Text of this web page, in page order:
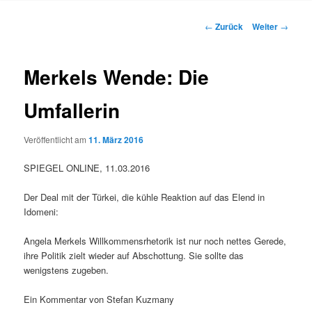
Beitragsnavigation
← Zurück Weiter →
Merkels Wende: Die
Umfallerin
Veröffentlicht am11. März 2016
SPIEGEL ONLINE, 11.03.2016
Der Deal mit der Türkei, die kühle Reaktion auf das Elend in
Idomeni:
Angela Merkels Willkommensrhetorik ist nur noch nettes Gerede,
ihre Politik zielt wieder auf Abschottung. Sie sollte das
wenigstens zugeben.
Ein Kommentar von Stefan Kuzmany